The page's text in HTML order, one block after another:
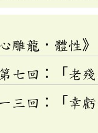
雕龍．體性
七回：「老
三回：「幸